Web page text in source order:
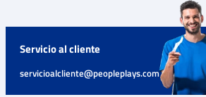
Servicio al cliente
servicioalcliente@peopleplays.com